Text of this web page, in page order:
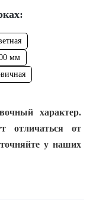
мм
характер.
отличаться от
у наших